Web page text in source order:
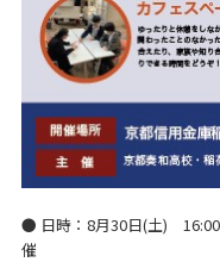
● 日時：8月30日(土)
催